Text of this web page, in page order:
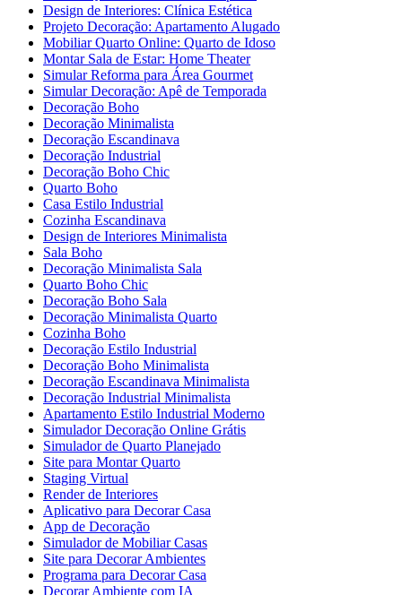
Design de Interiores: Clínica Estética
Projeto Decoração: Apartamento Alugado
Mobiliar Quarto Online: Quarto de Idoso
Montar Sala de Estar: Home Theater
Simular Reforma para Área Gourmet
Simular Decoração: Apê de Temporada
Decoração Boho
Decoração Minimalista
Decoração Escandinava
Decoração Industrial
Decoração Boho Chic
Quarto Boho
Casa Estilo Industrial
Cozinha Escandinava
Design de Interiores Minimalista
Sala Boho
Decoração Minimalista Sala
Quarto Boho Chic
Decoração Boho Sala
Decoração Minimalista Quarto
Cozinha Boho
Decoração Estilo Industrial
Decoração Boho Minimalista
Decoração Escandinava Minimalista
Decoração Industrial Minimalista
Apartamento Estilo Industrial Moderno
Simulador Decoração Online Grátis
Simulador de Quarto Planejado
Site para Montar Quarto
Staging Virtual
Render de Interiores
Aplicativo para Decorar Casa
App de Decoração
Simulador de Mobiliar Casas
Site para Decorar Ambientes
Programa para Decorar Casa
Decorar Ambiente com IA